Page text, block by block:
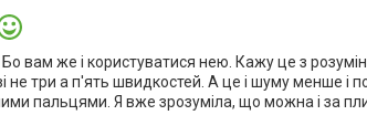
вам же і користуватися нею. Кажу це з
не три а п'ять швидкостей. А це і шуму менше і
пальцями. Я вже зрозуміла, що можна і за